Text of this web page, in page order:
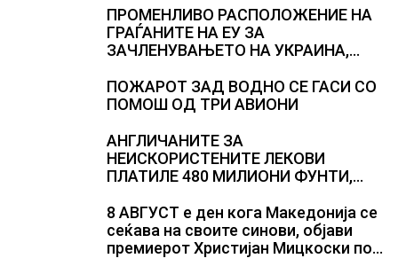
ПРОМЕНЛИВО РАСПОЛОЖЕНИЕ НА
ГРАЃАНИТЕ НА ЕУ ЗА
ЗАЧЛЕНУВАЊЕТО НА УКРАИНА,
Полска, Франција и Германија
ПОЖАРОТ ЗАД ВОДНО СЕ ГАСИ СО
ПОМОШ ОД ТРИ АВИОНИ
АНГЛИЧАНИТЕ ЗА
НЕИСКОРИСТЕНИТЕ ЛЕКОВИ
ПЛАТИЛЕ 480 МИЛИОНИ ФУНТИ,
само лекови што навистина им се
потребни
8 АВГУСТ е ден кога Македонија се
сеќава на своите синови, објави
премиерот Христијан Мицкоски по